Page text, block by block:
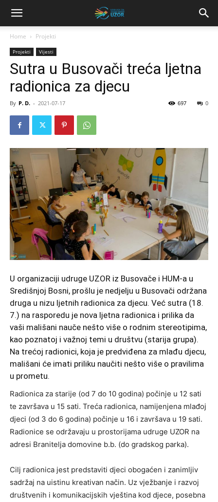
Home Projekti
Projekti Vijesti
Sutra u Busovači treća ljetna
radionica za djecu
By P. D. - 2021-07-17 0
697
U organizaciji udruge UZOR iz Busovače i HUM-a u
Središnjoj Bosni, prošlu je nedjelju u Busovači održana
druga u nizu ljetnih radionica za djecu. Već sutra (18.
7.) na rasporedu je nova ljetna radionica i prilika da
vaši mališani nauče nešto više o rodnim stereotipima,
kao poznatoj i važnoj temi u društvu (starija grupa).
Na trećoj radionici, koja je predviđena za mlađu djecu,
mališani će imati priliku naučiti nešto više o pravilima
u prometu.
Radionica za starije (od 7 do 10 godina) počinje u 12 sati
te završava u 15 sati. Treća radionica, namijenjena mlađoj
djeci (od 3 do 6 godina) počinje u 16 i završava u 19 sati.
Radionice se održavaju u prostorijama udruge UZOR na
adresi Branitelja domovine b.b. (do gradskog parka).
Cilj radionica jest predstaviti djeci obogaćen i zanimljiv
sadržaj na uistinu kreativan način. Uz vježbanje i razvoj
društvenih i komunikacijskih vještina kod djece, posebna